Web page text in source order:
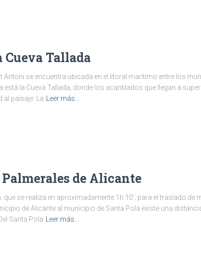
Tallada
Antoni se encuentra ubicada en el litoral marítimo entre los
está la Cueva Tallada, donde los acantilados que llegan a
al paisaje. La
Leer más…
de Alicante
que se realiza en aproximadamente 1h 10′; para el traslado de
de Alicante al municipio de Santa Pola existe una
Santa Pola
Leer más…